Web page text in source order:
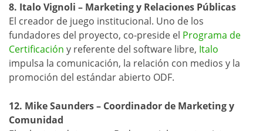
8. Italo Vignoli – Marketing y Relaciones Públicas
El creador de juego institucional. Uno de los
fundadores del proyecto, co-preside el Programa de
Certificación y referente del software libre, Italo
impulsa la comunicación, la relación con medios y la
promoción del estándar abierto ODF.
12. Mike Saunders – Coordinador de Marketing y
Comunidad